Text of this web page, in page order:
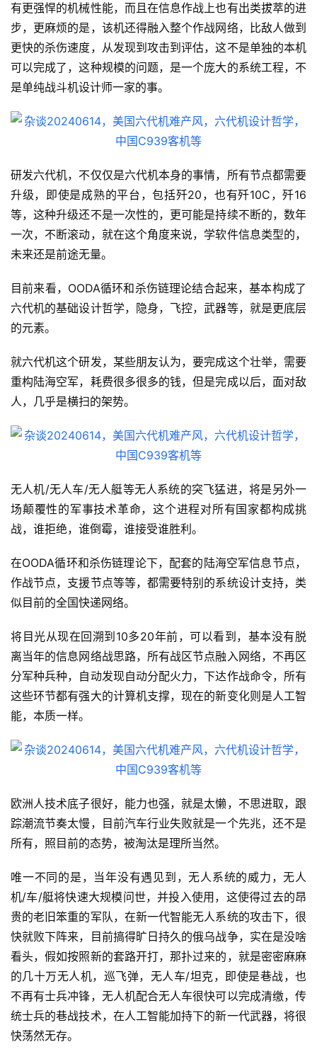
有更强悍的机械性能，而且在信息作战上也有出类拔萃的进
步，更麻烦的是，该机还得融入整个作战网络，比敌人做到
更快的杀伤速度，从发现到攻击到评估，这不是单独的本机
可以完成了，这种规模的问题，是一个庞大的系统工程，不
是单纯战斗机设计师一家的事。
研发六代机，不仅仅是六代机本身的事情，所有节点都需要
升级，即使是成熟的平台，包括歼20，也有歼10C，歼16
等，这种升级还不是一次性的，更可能是持续不断的，数年
一次，不断滚动，就在这个角度来说，学软件信息类型的，
未来还是前途无量。
目前来看，OODA循环和杀伤链理论结合起来，基本构成了
六代机的基础设计哲学，隐身，飞控，武器等，就是更底层
的元素。
就六代机这个研发，某些朋友认为，要完成这个壮举，需要
重构陆海空军，耗费很多很多的钱，但是完成以后，面对敌
人，几乎是横扫的架势。
无人机/无人车/无人艇等无人系统的突飞猛进，将是另外一
场颠覆性的军事技术革命，这个进程对所有国家都构成挑
战，谁拒绝，谁倒霉，谁接受谁胜利。
在OODA循环和杀伤链理论下，配套的陆海空军信息节点，
作战节点，支援节点等等，都需要特别的系统设计支持，类
似目前的全国快递网络。
将目光从现在回溯到10多20年前，可以看到，基本没有脱
离当年的信息网络战思路，所有战区节点融入网络，不再区
分军种兵种，自动发现自动分配火力，下达作战命令，所有
这些环节都有强大的计算机支撑，现在的新变化则是人工智
能，本质一样。
欧洲人技术底子很好，能力也强，就是太懒，不思进取，跟
踪潮流节奏太慢，目前汽车行业失败就是一个先兆，还不是
所有，照目前的态势，被淘汰是理所当然。
唯一不同的是，当年没有遇见到，无人系统的威力，无人
机/车/艇将快速大规模问世，并投入使用，这使得过去的昂
贵的老旧笨重的军队，在新一代智能无人系统的攻击下，很
快就败下阵来，目前搞得旷日持久的俄乌战争，实在是没啥
看头，假如按照新的套路开打，那扑过来的，就是密密麻麻
的几十万无人机，巡飞弹，无人车/坦克，即使是巷战，也
不再有士兵冲锋，无人机配合无人车很快可以完成清缴，传
统士兵的巷战技术，在人工智能加持下的新一代武器，将很
快荡然无存。